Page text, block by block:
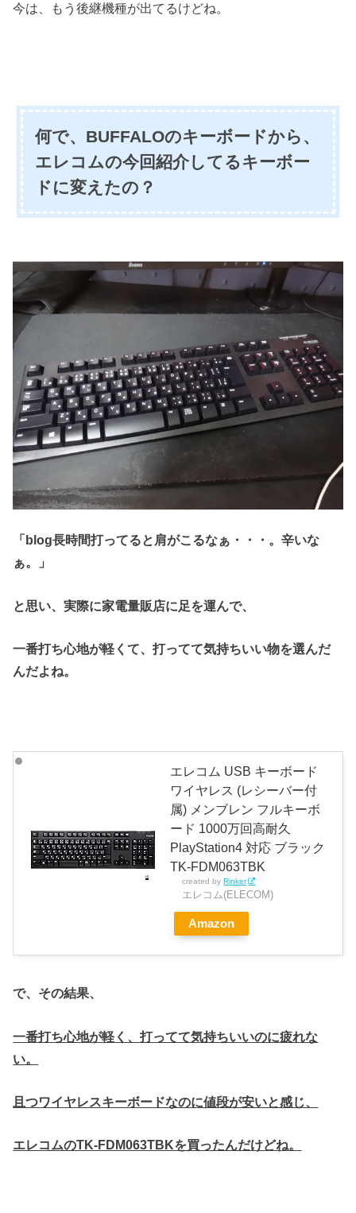
今は、もう後継機種が出てるけどね。
何で、BUFFALOのキーボードから、
エレコムの今回紹介してるキーボー
ドに変えたの？
「blog長時間打ってると肩がこるなぁ・・・。辛いな
ぁ。」
と思い、実際に家電量販店に足を運んで、
一番打ち心地が軽くて、打ってて気持ちいい物を選んだ
んだよね。
エレコム USB キーボード
ワイヤレス (レシーバー付
属) メンブレン フルキーボ
ード 1000万回高耐久
PlayStation4 対応 ブラック
TK-FDM063TBK
created by Rinker
エレコム(ELECOM)
Amazon
で、その結果、
一番打ち心地が軽く、打ってて気持ちいいのに疲れな
い。
且つワイヤレスキーボードなのに値段が安いと感じ、
エレコムのTK-FDM063TBKを買ったんだけどね。